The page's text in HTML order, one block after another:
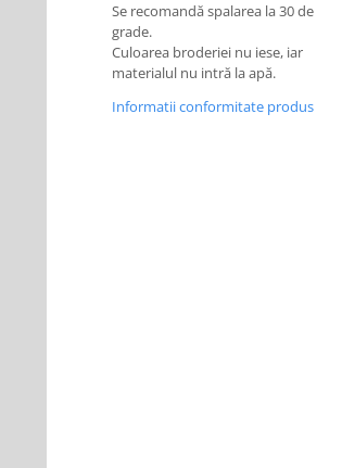
Se recomandă spalarea la 30 de
grade.
Culoarea broderiei nu iese, iar
materialul nu intră la apă.
Informatii conformitate produs